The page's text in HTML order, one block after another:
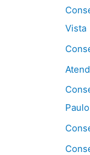
Vista
Paulo